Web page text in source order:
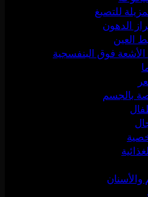
للتصبغ
الدهون
العين
فوق البنفسجية
بالجسم
والأسنان